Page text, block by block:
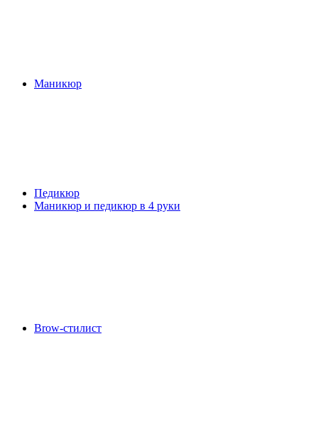
Маникюр
Педикюр
Маникюр и педикюр в 4 руки
Brow-стилист